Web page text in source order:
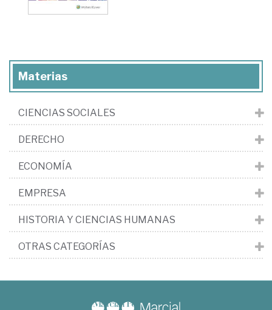
Materias
CIENCIAS SOCIALES
DERECHO
ECONOMÍA
EMPRESA
HISTORIA Y CIENCIAS HUMANAS
OTRAS CATEGORÍAS